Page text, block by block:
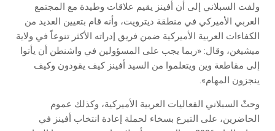
ولفت السبلاني إلى أن أفينز يقيم علاقات وطيدة مع المجتمع
العربي الأميركي في منطقة ديترويت، وأنه قام بتعيين العديد من
الكفاءات العربية الأميركية ضمن فريق إدراته الأكثر تنوعاً في ولاية
ميشيغن، وقال: «ربما يجب على المسؤولين في واشنطن أن يأتوا
إلى مقاطعة وين ويتعلموا من السيد أفينز كيف يقودون وكيف
ينجزون المهام».
وحثّ السبلاني الفعاليات العربية الأميركية، وكذلك عموم
الحاضرين، على التبرع بسخاء لحملة إعادة انتخاب أفينز في